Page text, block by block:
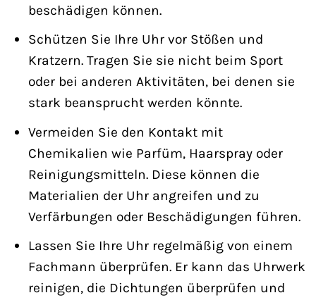
beschädigen können.
Schützen Sie Ihre Uhr vor Stößen und
Kratzern. Tragen Sie sie nicht beim Sport
oder bei anderen Aktivitäten, bei denen sie
stark beansprucht werden könnte.
Vermeiden Sie den Kontakt mit
Chemikalien wie Parfüm, Haarspray oder
Reinigungsmitteln. Diese können die
Materialien der Uhr angreifen und zu
Verfärbungen oder Beschädigungen führen.
Lassen Sie Ihre Uhr regelmäßig von einem
Fachmann überprüfen. Er kann das Uhrwerk
reinigen, die Dichtungen überprüfen und